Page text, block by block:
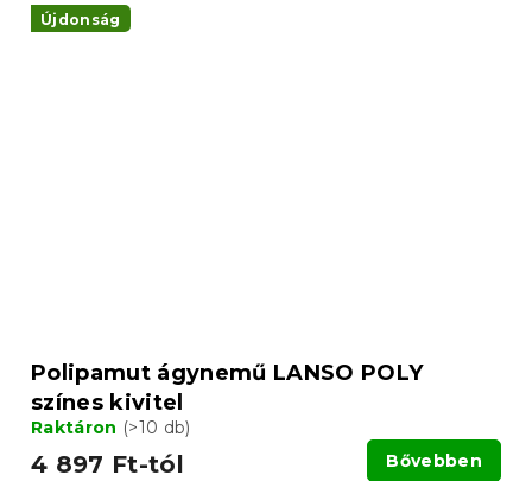
Újdonság
Polipamut ágynemű LANSO POLY
színes kivitel
Raktáron (>10 db)
4 897 Ft-tól Bővebben